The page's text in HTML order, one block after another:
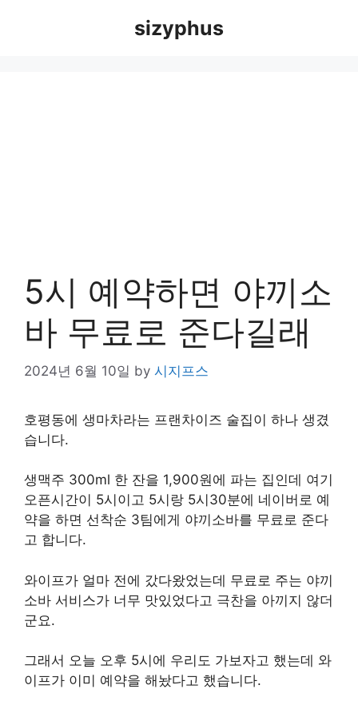
sizyphus
5시 예약하면 야끼소
바 무료로 준다길래
2024년 6월 10일 by 시지프스
호평동에 생마차라는 프랜차이즈 술집이 하나 생겼
습니다.
생맥주 300ml 한 잔을 1,900원에 파는 집인데 여기
오픈시간이 5시이고 5시랑 5시30분에 네이버로 예
약을 하면 선착순 3팀에게 야끼소바를 무료로 준다
고 합니다.
와이프가 얼마 전에 갔다왔었는데 무료로 주는 야끼
소바 서비스가 너무 맛있었다고 극찬을 아끼지 않더
군요.
그래서 오늘 오후 5시에 우리도 가보자고 했는데 와
이프가 이미 예약을 해놨다고 했습니다.